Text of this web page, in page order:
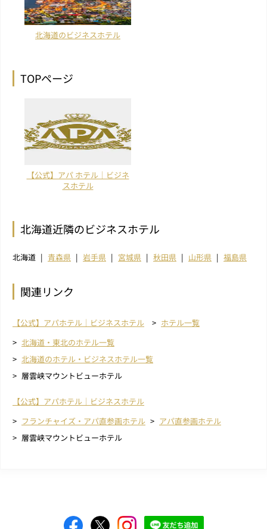
北海道のビジネスホテル
TOPページ
【公式】アパ ホテル｜ビジネ
スホテル
北海道近隣のビジネスホテル
北海道 青森県 岩手県 宮城県 秋田県 山形県 福島県
関連リンク
【公式】アパホテル｜ビジネスホテル
ホテル一覧
北海道・東北のホテル一覧
北海道のホテル・ビジネスホテル一覧
層雲峡マウントビューホテル
【公式】アパホテル｜ビジネスホテル
フランチャイズ・アパ直参画ホテル
アパ直参画ホテル
層雲峡マウントビューホテル